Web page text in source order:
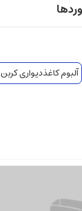
آلبوم کاغذدیواری کربن1/carbon1